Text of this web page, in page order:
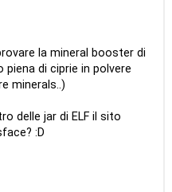
la mineral booster di
di ciprie in polvere
minerals..)
delle jar di ELF il sito
:D